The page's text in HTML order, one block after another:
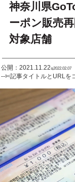
神奈川県
ーポン販売
対象店舗
公開：2021.11.22ಇ2022.02.07
--✄記事タイトルとURL